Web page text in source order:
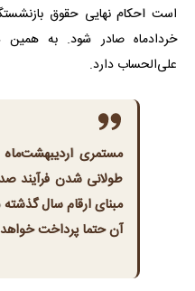
خردادماه صادر شود. به همین
علی‌الحساب دارد.
مستمری اردیبهشت‌ماه
طولانی شدن فرآیند
مبنای ارقام سال
آن حتما پرداخت